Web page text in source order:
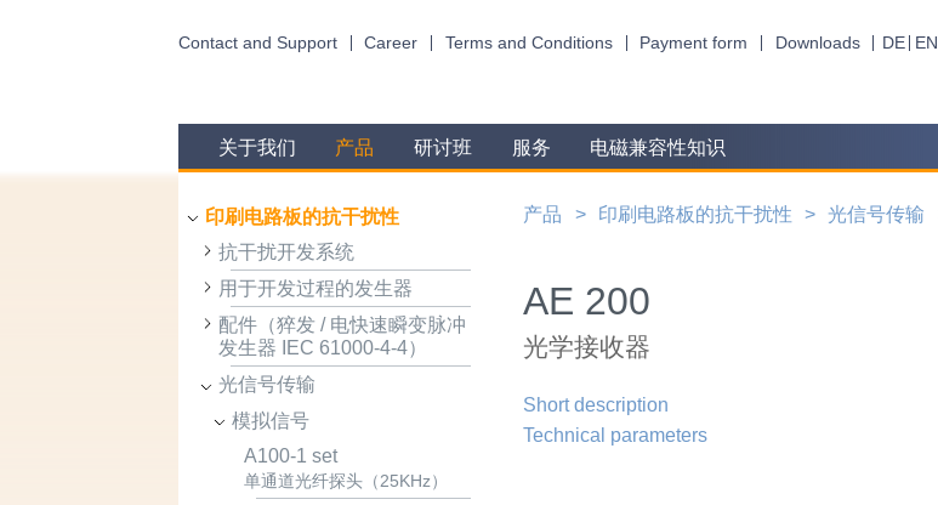
Contact and Support Career Terms and Conditions Payment form Downloads DE EN
关于我们 产品 研讨班 服务 电磁兼容性知识
印刷电路板的抗干扰性
抗干扰开发系统
用于开发过程的发生器
配件（猝发 / 电快速瞬变脉冲
发生器 IEC 61000-4-4）
光信号传输
模拟信号
A100-1 set
单通道光纤探头（25KHz）
产品 印刷电路板的抗干扰性 光信号传输
AE 200
光学接收器
Short description
Technical parameters